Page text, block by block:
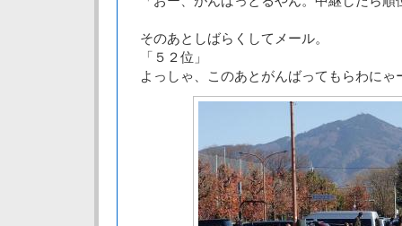
そのあとしばらくしてメール。
「５２位」
よっしゃ、このあとがんばってもらわにゃ